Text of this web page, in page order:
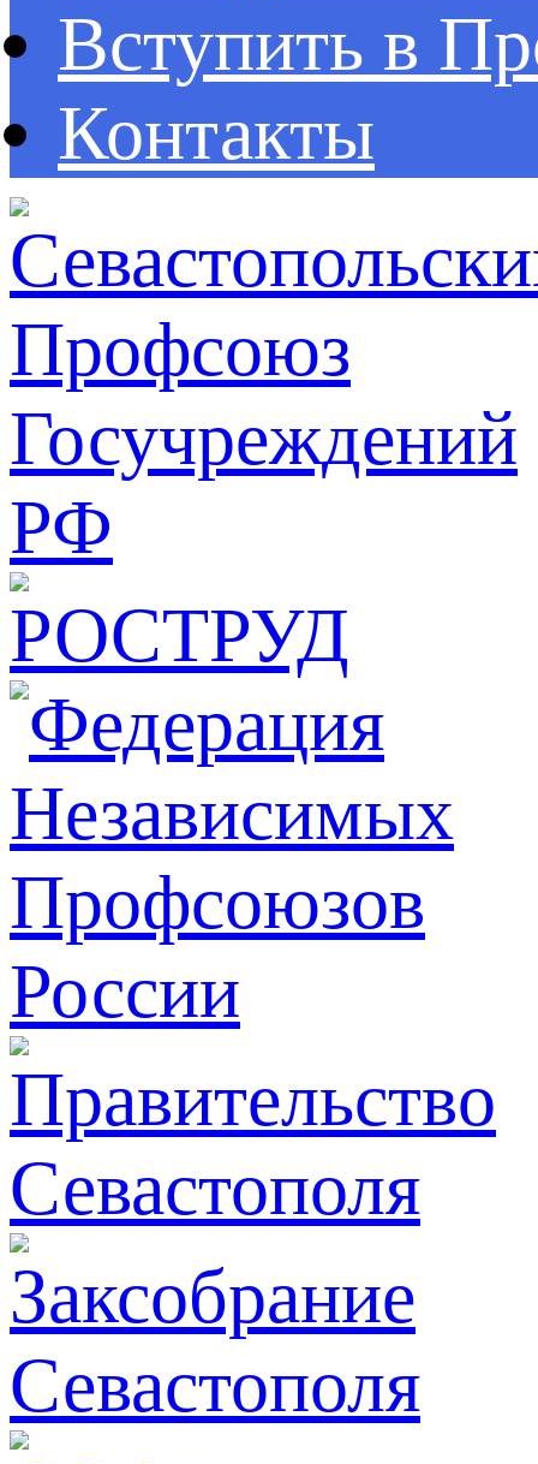
Вступить в
Контакты